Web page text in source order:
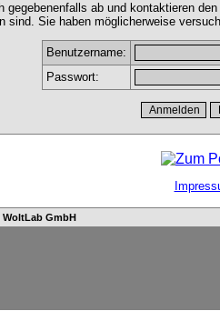
ab und kontaktieren
Sie haben möglicherweise
Benutzername:
Passwort:
WoltLab GmbH